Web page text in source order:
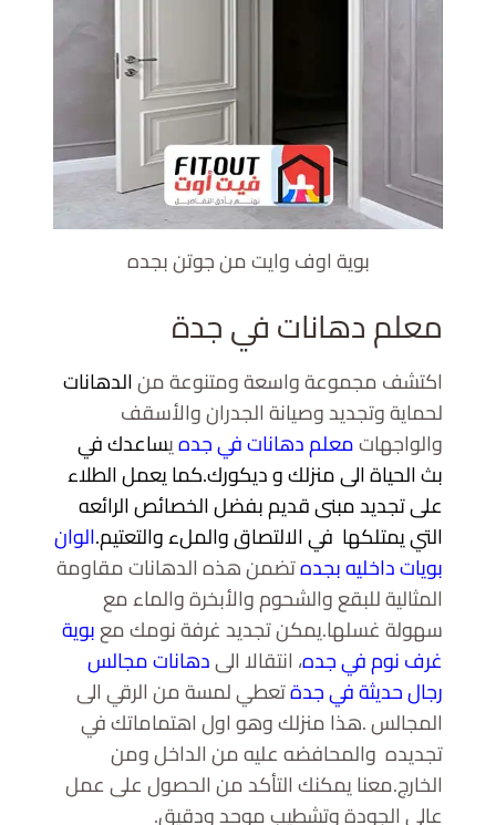
بوية اوف وايت من جوتن بجده
معلم دهانات في جدة
اكتشف مجموعة واسعة ومتنوعة منالدهانات
لحماية وتجديد وصيانة الجدران والأسقف
والواجهاتمعلم دهانات في جدهيساعدك في
بث الحياة الى منزلك و ديكورك.كما يعمل الطلاء
على تجديد مبنى قديم بفضل الخصائص الرائعه
التي يمتلكها في الالتصاق والملء والتعتيم.الوان
بويات داخليه بجدهتضمن هذه الدهانات مقاومة
المثالية للبقع والشحوم والأبخرة والماء مع
سهولة غسلها.يمكن تجديد غرفة نومك معبوية
غرف نوم في جده، انتقالا الىدهانات مجالس
رجال حديثة في جدةتعطي لمسة من الرقي الى
المجالس .هذا منزلك وهو اول اهتماماتك في
تجديده والمحافضه عليه من الداخل ومن
الخارج.معنا يمكنك التأكد من الحصول على عمل
عالي الجودة وتشطيب موحد ودقيق.